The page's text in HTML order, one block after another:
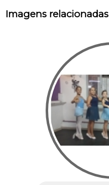
Imagens relacionadas